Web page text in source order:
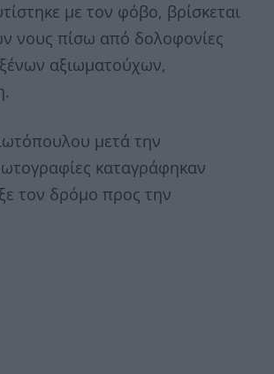
με τον φόβο, βρίσκεται
νους πίσω από δολοφονίες
αξιωματούχων,
μετά την
καταγράφηκαν
τον δρόμο προς την